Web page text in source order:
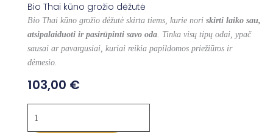
Bio Thai kūno grožio dėžutė
Bio Thai kūno grožio dėžutė skirta tiems, kurie nori skirti laiko sau,
atsipalaiduoti ir pasirūpinti savo oda. Tinka visų tipų odai, ypač
sausai ar pavargusiai, kuriai reikia papildomos priežiūros ir
dėmesio.
103,00 €